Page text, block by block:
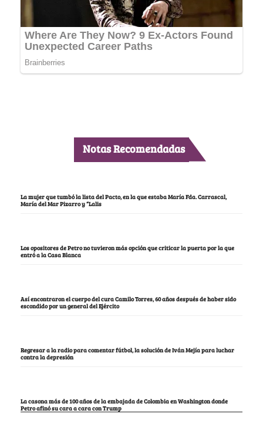
Notas Recomendadas
La mujer que tumbó la lista del Pacto, en la que estaba María Fda. Carrascal,
María del Mar Pizarro y “Lalis
Los opositores de Petro no tuvieron más opción que criticar la puerta por la que
entró a la Casa Blanca
Así encontraron el cuerpo del cura Camilo Torres, 60 años después de haber sido
escondido por un general del Ejército
Regresar a la radio para comentar fútbol, la solución de Iván Mejía para luchar
contra la depresión
La casona más de 100 años de la embajada de Colombia en Washington donde
Petro afinó su cara a cara con Trump